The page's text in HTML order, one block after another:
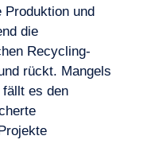
Produktion und
die
Recycling-
rückt. Mangels
es den